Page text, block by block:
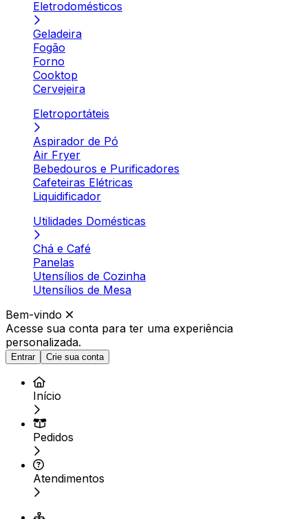
Eletrodomésticos
Geladeira
Fogão
Forno
Cooktop
Cervejeira
Eletroportáteis
Aspirador de Pó
Air Fryer
Bebedouros e Purificadores
Cafeteiras Elétricas
Liquidificador
Utilidades Domésticas
Chá e Café
Panelas
Utensílios de Cozinha
Utensílios de Mesa
Bem-vindo
Acesse sua conta para ter uma experiência
personalizada.
Entrar Crie sua conta
Início
Pedidos
Atendimentos